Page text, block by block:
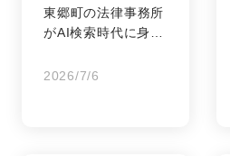
東郷町の法律事務所
がAI検索時代に身近
2026/7/6